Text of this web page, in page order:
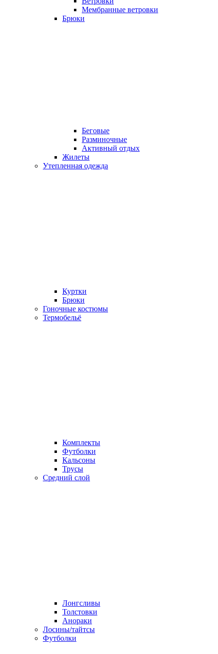
Мембранные ветровки
Брюки
Беговые
Разминочные
Активный отдых
Жилеты
Утепленная одежда
Куртки
Брюки
Гоночные костюмы
Термобельё
Комплекты
Футболки
Кальсоны
Трусы
Средний слой
Лонгсливы
Толстовки
Анораки
Лосины/тайтсы
Футболки